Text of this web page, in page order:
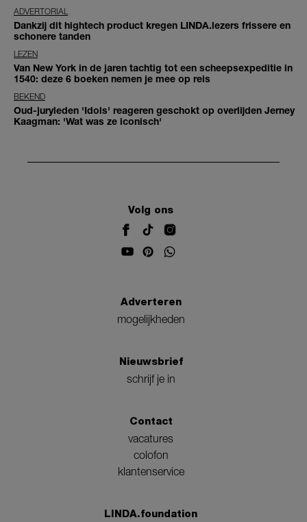
ADVERTORIAL
Dankzij dit hightech product kregen LINDA.lezers frissere en
schonere tanden
LEZEN
Van New York in de jaren tachtig tot een scheepsexpeditie in
1540: deze 6 boeken nemen je mee op reis
BEKEND
Oud-juryleden 'Idols' reageren geschokt op overlijden Jerney
Kaagman: 'Wat was ze iconisch'
Volg ons
Adverteren
mogelijkheden
Nieuwsbrief
schrijf je in
Contact
vacatures
colofon
klantenservice
LINDA.foundation